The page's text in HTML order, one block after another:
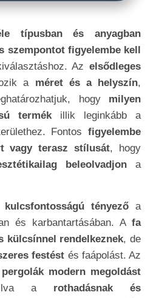
típusban és anyagban
szempontot figyelembe kell
Azelsődleges
a méret és a helyszín,
hogymilyen
termék illik leginkább a
Fontos figyelembe
vagy terasz stílusát, hogy
beleolvadjon a
kulcsfontosságú tényezőa
és karbantartásában. A fa
külcsínnel rendelkeznek, de
festést és faápolást. Az
modern megoldást
arothadásnak és